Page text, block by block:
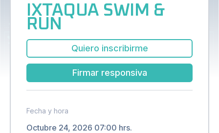
IXTAQUA SWIM &
RUN
Quiero inscribirme
Firmar responsiva
Fecha y hora
Octubre 24, 2026 07:00 hrs.